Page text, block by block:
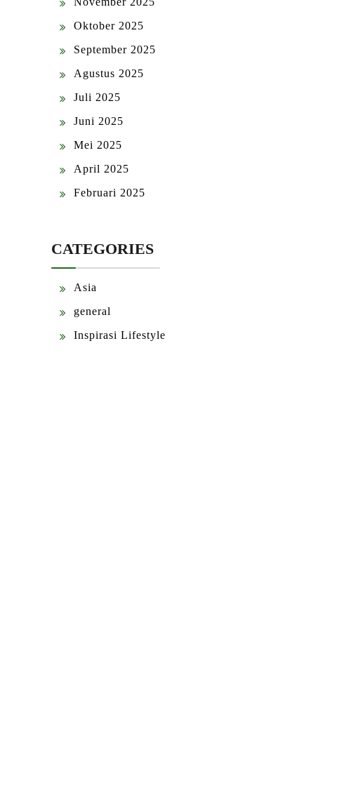
Oktober 2025
September 2025
Agustus 2025
Juli 2025
Juni 2025
Mei 2025
April 2025
Februari 2025
CATEGORIES
Asia
general
Inspirasi Lifestyle